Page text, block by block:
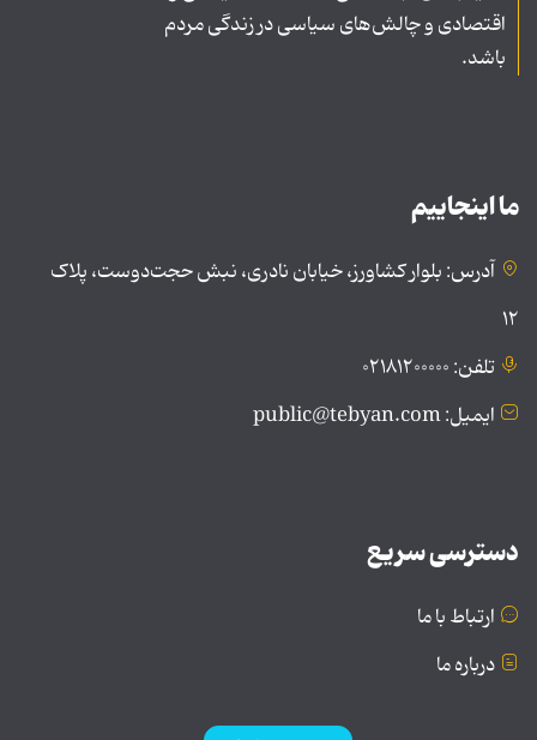
اقتصادی و چالش‌های سیاسی در زندگی مردم
باشد.
ما اینجاییم
آدرس: بلوار کشاورز، خیابان نادری، نبش حجت‌دوست، پلاک
۱۲
تلفن: ۰۲۱۸۱۲۰۰۰۰۰
ایمیل: public@tebyan.com
دسترسی سریع
ارتباط با ما
درباره ما